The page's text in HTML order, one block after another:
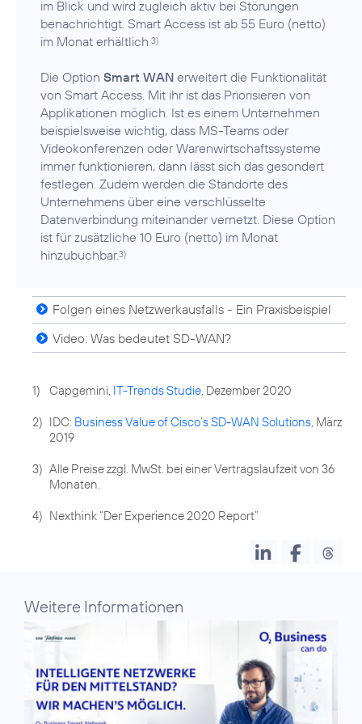
im Blick und wird zugleich aktiv bei Störungen
benachrichtigt. Smart Access ist ab 55 Euro (netto)
im Monat erhältlich. 3)
Die Option Smart WAN erweitert die Funktionalität
von Smart Access. Mit ihr ist das Priorisieren von
Applikationen möglich. Ist es einem Unternehmen
beispielsweise wichtig, dass MS-Teams oder
Videokonferenzen oder Warenwirtschaftssysteme
immer funktionieren, dann lässt sich das gesondert
festlegen. Zudem werden die Standorte des
Unternehmens über eine verschlüsselte
Datenverbindung miteinander vernetzt. Diese Option
ist für zusätzliche 10 Euro (netto) im Monat
hinzubuchbar.3)
Folgen eines Netzwerkausfalls - Ein Praxisbeispiel
Video: Was bedeutet SD-WAN?
1) Capgemini, IT-Trends Studie, Dezember 2020
2) IDC: Business Value of Cisco’s SD-WAN Solutions, März
2019
3) Alle Preise zzgl. MwSt. bei einer Vertragslaufzeit von 36
Monaten.
4) Nexthink “Der Experience 2020 Report”
Weitere Informationen